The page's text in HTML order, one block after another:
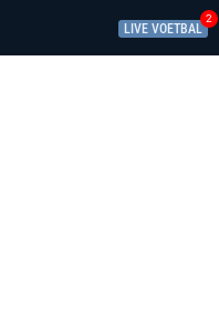
LIVE VOETBAL
2